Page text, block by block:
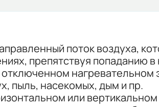
поток воздуха,
препятствуя попаданию в
нагревательном
пыль, насекомых, дым и пр.
или